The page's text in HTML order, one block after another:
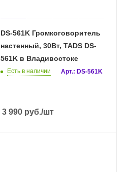
DS-561K Громкоговоритель
настенный, 30Вт, TADS DS-
561K в Владивостоке
Есть в наличии Арт.: DS-561K
3 990 руб./шт